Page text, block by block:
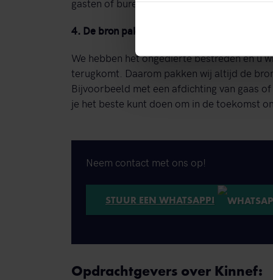
gasten of buren merken niet eens dat wij er
4. De bron pakken wij aan
We hebben het ongedierte bestreden en u
terugkomt. Daarom pakken wij altijd de
Bijvoorbeeld met een afdichting van gaas
je het beste kunt doen om in de toekomst
Neem contact met ons op!
STUUR EEN WHATSAPP!
Opdrachtgevers over Kinnef: